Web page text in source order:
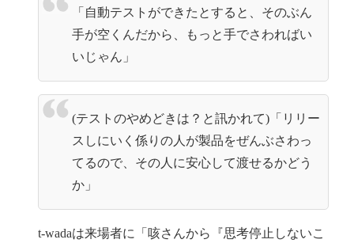
「自動テストができたとすると、そのぶん
手が空くんだから、もっと手でさわればい
いじゃん」
(テストのやめどきは？と訊かれて)「リリー
スしにいく係りの人が製品をぜんぶさわっ
てるので、その人に安心して渡せるかどう
か」
t-wadaは来場者に「咳さんから『思考停止しないこ